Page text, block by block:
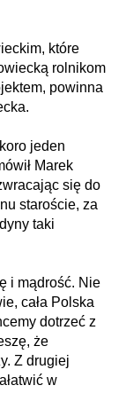
które
rolnikom
powinna
jeden
Marek
się do
staroście, za
taki
i mądrość. Nie
cała Polska
dotrzeć z
że
Z drugiej
w